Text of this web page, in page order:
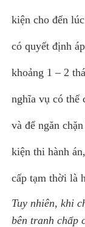
kiện cho đến
có quyết định
khoảng 1 – 2
nghĩa vụ có thể
và để ngăn
kiện thi hành
cấp tạm thời là
Tuy nhiên, khi
bên tranh chấp